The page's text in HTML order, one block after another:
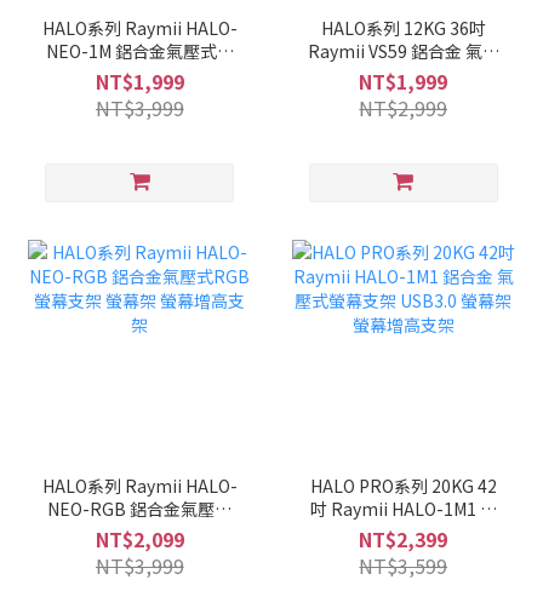
HALO系列 Raymii HALO-
NEO-1M 鋁合金氣壓式螢
幕支架 螢幕架 螢幕增高支
架
NT$1,999
NT$3,999
HALO系列 12KG 36吋
Raymii VS59 鋁合金 氣壓
式螢幕支架 USB3.0 螢幕
架 螢幕增高支架
NT$1,999
NT$2,999
HALO系列 Raymii HALO-
NEO-RGB 鋁合金氣壓式
RGB螢幕支架 螢幕架 螢幕
增高支架
NT$2,099
NT$3,999
HALO PRO系列 20KG 42
吋 Raymii HALO-1M1 鋁
合金 氣壓式螢幕支架
USB3.0 螢幕架 螢幕增高
支架
NT$2,399
NT$3,599